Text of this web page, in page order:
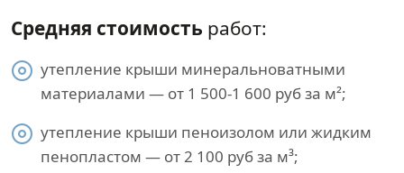
Средняя стоимость работ:
утепление крыши минеральноватными
материалами — от 1 500-1 600 руб за м²;
утепление крыши пеноизолом или жидким
пенопластом — от 2 100 руб за м³;